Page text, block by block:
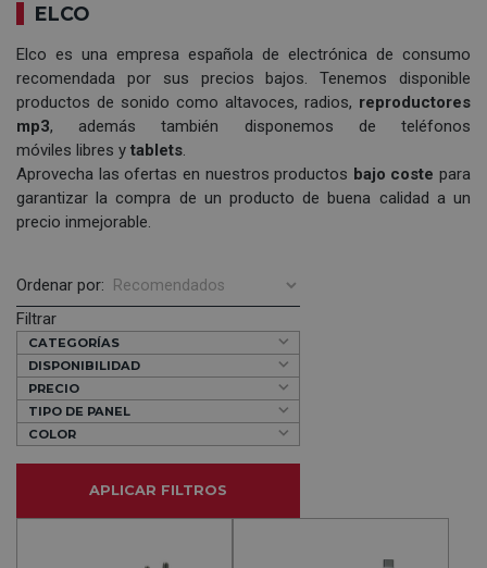
ELCO
Elco es una empresa española de electrónica de consumo
recomendada por sus precios bajos. Tenemos disponible
productos de sonido como altavoces, radios, reproductores
mp3, además también disponemos de teléfonos
móviles libres y tablets.
Aprovecha las ofertas en nuestros productos bajo coste para
garantizar la compra de un producto de buena calidad a un
precio inmejorable.
Ordenar por:
Filtrar
CATEGORÍAS
DISPONIBILIDAD
PRECIO
TIPO DE PANEL
COLOR
APLICAR FILTROS